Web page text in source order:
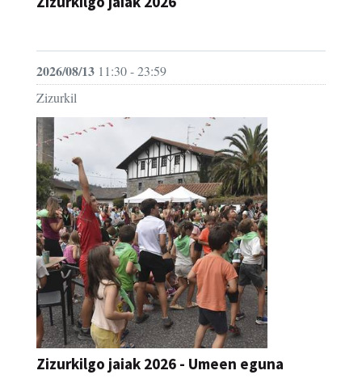
2026/08/13 11:30 - 23:59
Zizurkil
Zizurkilgo jaiak 2026 - Umeen eguna